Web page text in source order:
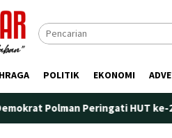
POLITIK EKONOMI
Peringati HUT ke-25 dengan